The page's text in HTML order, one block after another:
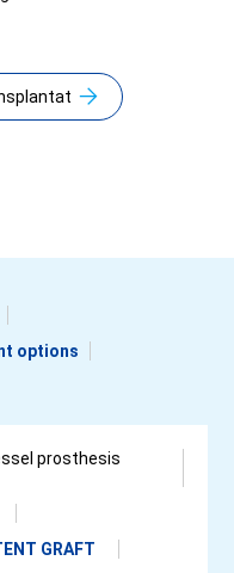
options
prosthesis
GRAFT